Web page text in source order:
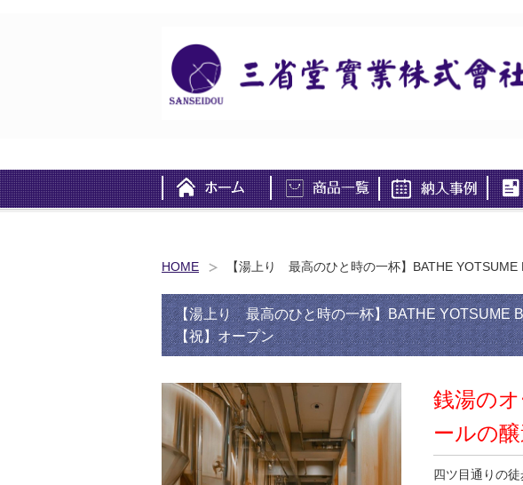
HOME 【湯上り 最高のひと時の一杯】BATHE
【湯上り 最高のひと時の一杯】BATHE YOTSUME
【祝】オープン
銭湯の
ールの
四ツ目通りの